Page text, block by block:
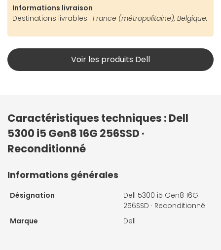
Informations livraison
Destinations livrables : France (métropolitaine), Belgique.
Voir les produits Dell
Caractéristiques techniques : Dell
5300 i5 Gen8 16G 256SSD ·
Reconditionné
Informations générales
Désignation
Dell 5300 i5 Gen8 16G
256SSD · Reconditionné
Marque
Dell